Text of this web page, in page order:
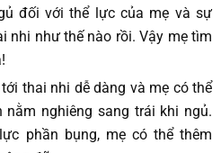
đối với thể lực của mẹ và sự
nhi như thế nào rồi. Vậy mẹ tìm
thai nhi dễ dàng và mẹ có thể
nằm nghiêng sang trái khi ngủ.
phần bụng, mẹ có thể thêm